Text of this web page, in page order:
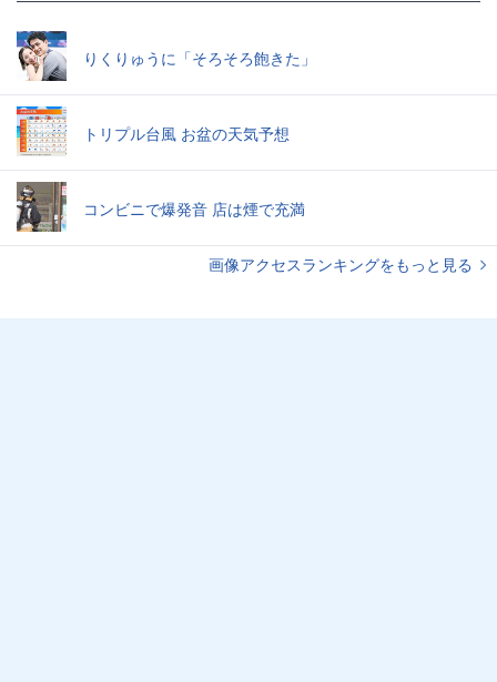
りくりゅうに「そろそろ飽きた」
トリプル台風 お盆の天気予想
コンビニで爆発音 店は煙で充満
画像アクセスランキングをもっと見る